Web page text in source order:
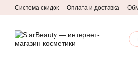
Перейти к основному контенту
Система скидок Оплата и доставка